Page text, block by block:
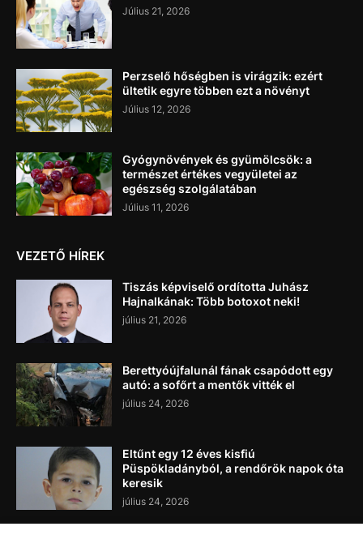
Július 21, 2026
Perzselő hőségben is virágzik: ezért
ültetik egyre többen ezt a növényt
Július 12, 2026
Gyógynövények és gyümölcsök: a
természet értékes vegyületei az
egészség szolgálatában
Július 11, 2026
VEZETŐ HÍREK
Tiszás képviselő ordította Juhász
Hajnalkának: Több botoxot neki!
július 21, 2026
Berettyóújfalunál fának csapódott egy
autó: a sofőrt a mentők vitték el
július 24, 2026
Eltűnt egy 12 éves kisfiú
Püspökladányból, a rendőrök napok óta
keresik
július 24, 2026